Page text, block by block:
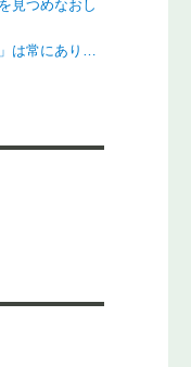
見つめなおし
は常にあり…